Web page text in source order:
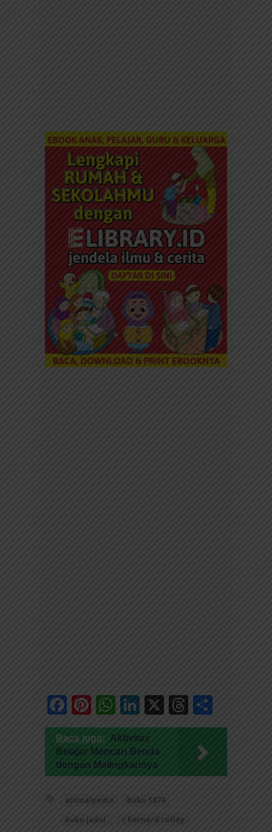
Facebook
Pinterest
WhatsApp
LinkedIn
X Threads
Baca juga: Aktivitas
Belajar Mencari Benda
dengan Melingkarinya
animalpedia
buku 1974
buku jadul.
c bernard rutley